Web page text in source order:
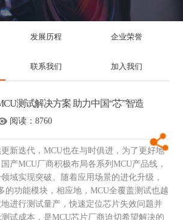
发展历程 企业荣誉
联系我们 加入我们
测试解决方案 助力中国“芯”智造
阅读：8760
新迭代，MCU也在与时俱进，为了更好地
产MCU厂商积极布局各系列MCU产品线，
域实现突破。随着应用场景的进化升级，
的功能模块，相应地，MCU全覆盖测试也越
进行测试量产，快速定位芯片失效问题并
试成本，是MCU芯片厂商迫切希望解决的